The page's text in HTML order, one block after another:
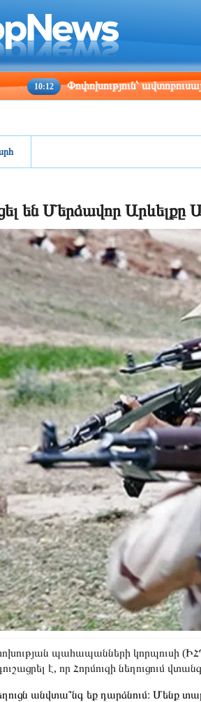
Beijing
14:18
Փոփոխություն՝ ավտոբուսային
են Մերձավոր
պահապանների կորպուսի
է, որ Հորմուզի նեղուցում
անվտա՞նգ եք դարձնում։ Մենք